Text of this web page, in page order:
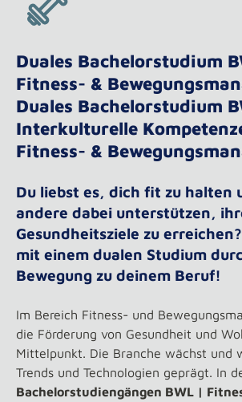
Duales Bachelorstudium
Fitness- &
Duales Bachelorstudium
Interkulturelle
Fitness- &
Du liebst es, dich fit zu halten
andere dabei unterstützen,
Gesundheitsziele zu
mit einem dualen Studium
Bewegung zu deinem Beruf!
Im Bereich Fitness- und
die Förderung von Gesundheit und
Mittelpunkt. Die Branche wächst und
Trends und Technologien geprägt. In
Bachelorstudiengängen BWL |